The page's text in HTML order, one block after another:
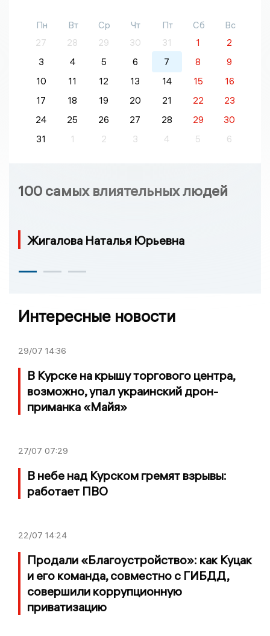
Пн Вт Ср Чт Пт Сб
Вс
27
28 29 30 31 1
2
3
4 5 6 7 8
9
10
11 12 13 14 15
16
17
18 19 20 21 22
23
24
25 26 27 28 29
30
31
1 2 3 4 5 6
100 самых влиятельных людей
Жигалова Наталья Юрьевна
Интересные новости
29/07 14:36
В Курске на крышу торгового центра,
возможно, упал украинский дрон-
приманка «Майя»
27/07 07:29
В небе над Курском гремят взрывы:
работает ПВО
22/07 14:24
Продали «Благоустройство»: как Куцак
и его команда, совместно с ГИБДД,
совершили коррупционную
приватизацию